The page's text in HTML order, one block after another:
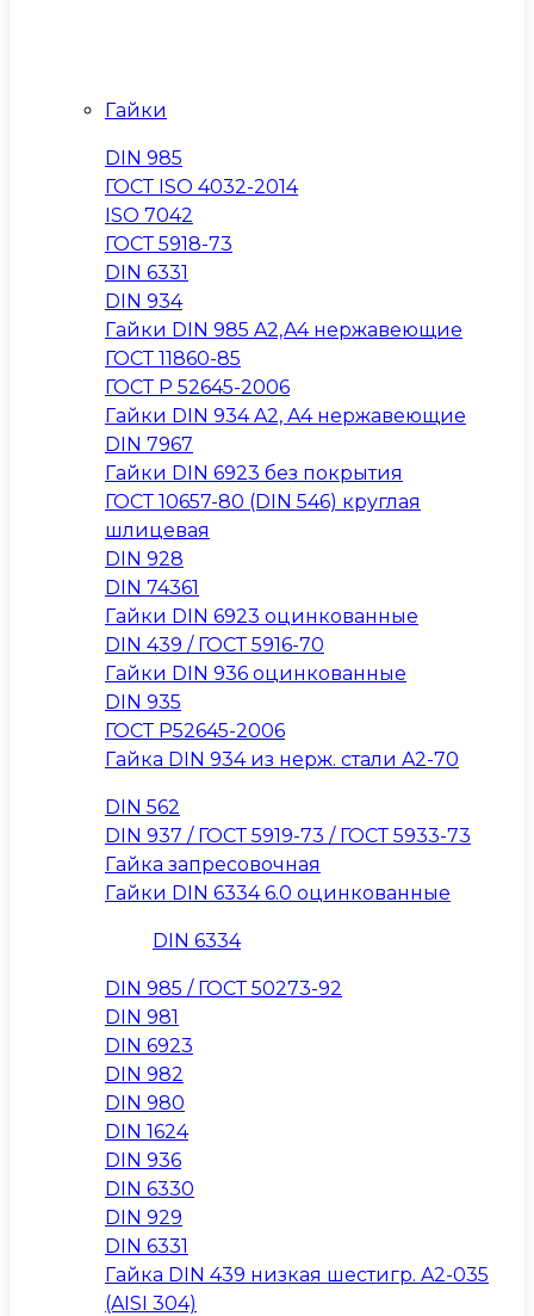
Гайки
DIN 985
ГОСТ ISO 4032-2014
ISO 7042
ГОСТ 5918-73
DIN 6331
DIN 934
Гайки DIN 985 A2,A4 нержавеющие
ГОСТ 11860-85
ГОСТ Р 52645-2006
Гайки DIN 934 A2, A4 нержавеющие
DIN 7967
Гайки DIN 6923 без покрытия
ГОСТ 10657-80 (DIN 546) круглая
шлицевая
DIN 928
DIN 74361
Гайки DIN 6923 оцинкованные
DIN 439 / ГОСТ 5916-70
Гайки DIN 936 оцинкованные
DIN 935
ГОСТ Р52645-2006
Гайка DIN 934 из нерж. стали A2-70
DIN 562
DIN 937 / ГОСТ 5919-73 / ГОСТ 5933-73
Гайка запресовочная
Гайки DIN 6334 6.0 оцинкованные
DIN 6334
DIN 985 / ГОСТ 50273-92
DIN 981
DIN 6923
DIN 982
DIN 980
DIN 1624
DIN 936
DIN 6330
DIN 929
DIN 6331
Гайка DIN 439 низкая шестигр. A2-035
(AISI 304)